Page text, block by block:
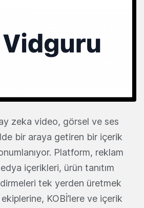
zeka video, görsel ve ses
bir araya getiren bir içerik
Platform, reklam
içerikleri, ürün tanıtım
tek yerden üretmek
KOBİ’lere ve içerik